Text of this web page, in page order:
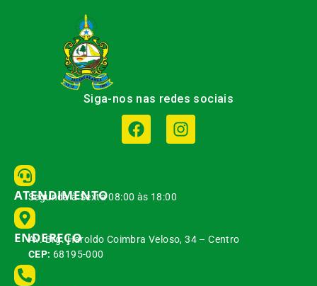
Siga-nos nas redes sociais
ATENDIMENTO
Segunda à Sexta 08:00 às 18:00
ENDEREÇO
Av. Brg. Haroldo Coimbra Veloso, 34 – Centro
CEP: 68195-000